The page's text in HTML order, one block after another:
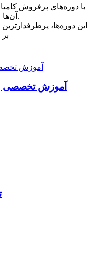
با دوره‌های پرفروش
آن‌ها را انتخاب کرده‌اند و نتایج واقعی گرفته‌اند.
این دوره‌ها،
آموزش تخصصی